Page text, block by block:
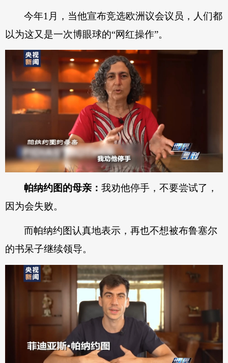
今年1月，当他宣布竞选欧洲议会议员，人们都
以为这又是一次博眼球的“网红操作”。
帕纳约图的母亲：我劝他停手，不要尝试了，
因为会失败。
而帕纳约图认真地表示，再也不想被布鲁塞尔
的书呆子继续领导。